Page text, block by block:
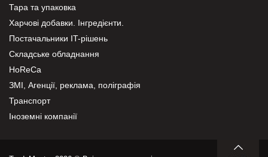
Тара та упаковка
Харчові добавки. Інгредієнти.
Постачальники IT-рішень
Складське обладнання
HoReCa
ЗМІ, Агенції, реклама, поліграфія
Транспорт
Іноземні компанії